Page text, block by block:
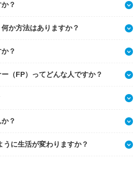
？
か方法はありますか？
？
（FP）ってどんな人ですか？
？
に生活が変わりますか？